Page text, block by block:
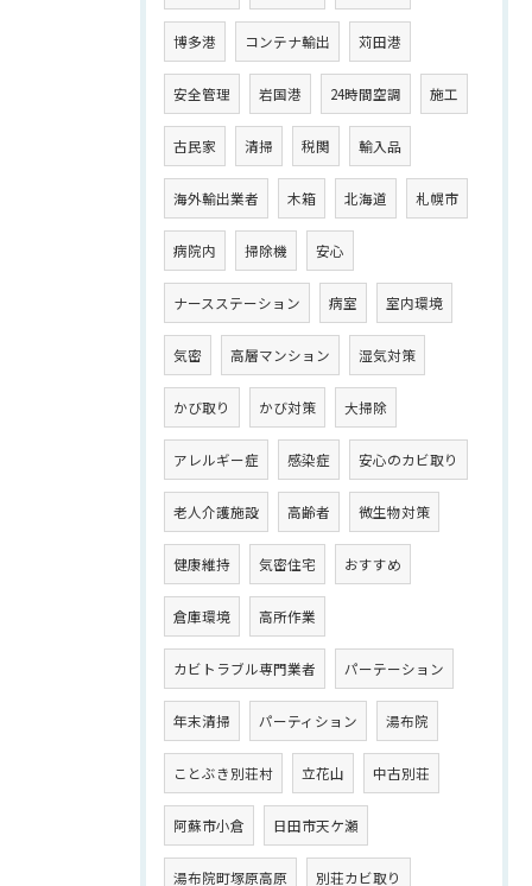
博多港 コンテナ輸出 苅田港
安全管理 岩国港 24時間空調 施工
古民家 清掃 税関 輸入品
海外輸出業者 木箱 北海道 札幌市
病院内 掃除機 安心
ナースステーション 病室 室内環境
気密 高層マンション 湿気対策
かび取り かび対策 大掃除
アレルギー症 感染症 安心のカビ取り
老人介護施設 高齢者 微生物対策
健康維持 気密住宅 おすすめ
倉庫環境 高所作業
カビトラブル専門業者 パーテーション
年末清掃 パーティション 湯布院
ことぶき別荘村 立花山 中古別荘
阿蘇市小倉 日田市天ケ瀬
湯布院町塚原高原 別荘カビ取り